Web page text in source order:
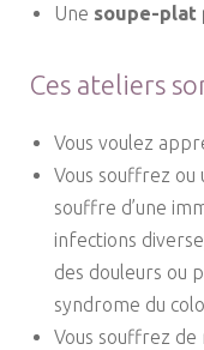
Une soupe-plat
Ces ateliers
Vous voulez
Vous souffrez
souffre d’une
infections
des douleurs ou
syndrome du
Vous souffrez de